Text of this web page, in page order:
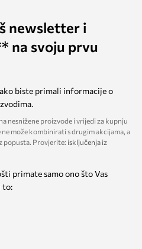
newsletter i
na svoju prvu
biste primali informacije o
nesnižene proizvode i vrijedi za kupnju
može kombinirati s drugim akcijama, a
popusta. Provjerite: isključenja iz
primate samo ono što Vas
to: